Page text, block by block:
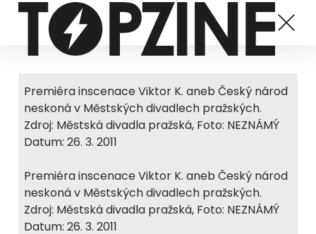
Premiéra inscenace Viktor K. aneb Český národ
neskoná v Městských divadlech pražských.
Zdroj: Městská divadla pražská, Foto: NEZNÁMÝ
Datum: 26. 3. 2011
Premiéra inscenace Viktor K. aneb Český národ
neskoná v Městských divadlech pražských.
Zdroj: Městská divadla pražská, Foto: NEZNÁMÝ
Datum: 26. 3. 2011